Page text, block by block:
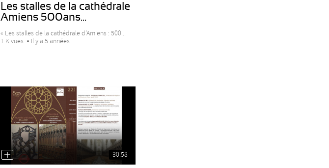
Les stalles de la cathédrale
Amiens 500ans...
« Les stalles de la cathédrale d’Amiens : 500...
1 K vues
Il y a 5 années
30:58